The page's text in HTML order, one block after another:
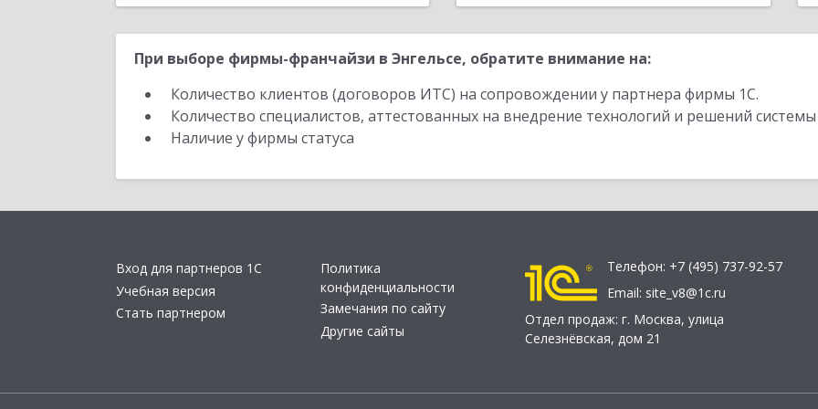
При выборе фирмы-франчайзи в Энгельсе, обратите внимание на:
Количество клиентов (договоров ИТС) на сопровождении у партнера фирмы 1С.
Количество специалистов, аттестованных на внедрение технологий и решений
Наличие у фирмы статуса
Вход для партнеров 1С
Учебная версия
Стать партнером
Политика
конфиденциальности
Замечания по сайту
Другие сайты
Телефон: +7 (495) 737-92-57
Email: site_v8@1c.ru
Отдел продаж: г. Москва, улица
Селезнёвская, дом 21